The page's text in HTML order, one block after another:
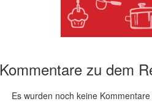
Kommentare zu dem
Es wurden noch keine